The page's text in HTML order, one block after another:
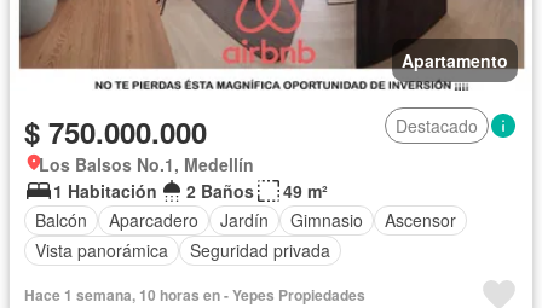
Apartamento
$ 750.000.000
Destacado
Los Balsos No.1, Medellín
1 Habitación
2 Baños
49 m²
Balcón
Aparcadero Jardín Gimnasio
Ascensor
Vista panorámica
Seguridad privada
Hace 1 semana, 10 horas en - Yepes Propiedades